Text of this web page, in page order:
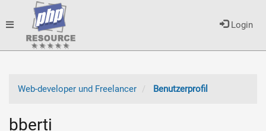
Login
Toggle
Web-developer und Freelancer
Benutzerprofil
bberti